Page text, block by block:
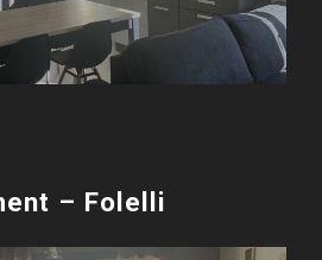
– Folelli